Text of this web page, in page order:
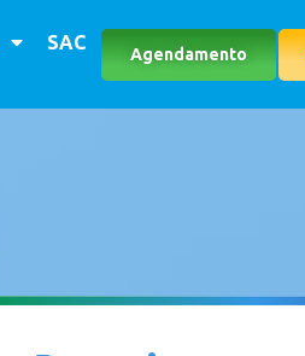
SAC
Agendamento